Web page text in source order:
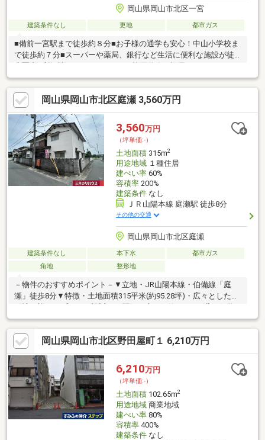
岡山県岡山市北区一宮
建築条件なし 更地 都市ガス
■備前一宮駅まで徒歩約８分■お子様の通学も安心！中山小学校ま
で徒歩約７分■スーパーや薬局、銀行など生活に便利な施設が徒
バック要※道路境界部分側溝、工事予定です。（道路と敷地フラ
ットになります）※上水道負担金 別途必要※境界確定測量済み※
買主にて地目変更が必要です。※都市ガスの引込はありません。
岡山県岡山市北区庭瀬 3,560万円
3,560万円
（坪単価:-）
土地面積315m2
用途地域１種住居
建ぺい率60%
容積率200%
建築条件なし
ＪＲ山陽本線 庭瀬駅 徒歩8分
その他の交通
岡山県岡山市北区庭瀬
建築条件なし 本下水
都市ガス
角地
整形地
－物件のおすすめポイント－▼立地・JR山陽本線・伯備線「庭
瀬」徒歩8分▼特徴・土地面積315平米(約95.28坪)・広々とした整
19.6m・お好みの建築会社等を選択可・古家解体後、更地にて引
渡し・分割での売買も可、詳細はお問い合わせください▼周辺環
境・岡山市立吉備小学校 徒歩6分(約440m)※計画決定段階の都市計
画道路の区域内に存するため、公有地の拡大の推進に関する法律
に基づく届出が必要■ ご希望の住まい探しをお手伝いします
━━━━━・・・物件の詳細・ご相談はお気軽にお問い合わせく
ださい。
岡山県岡山市北区野田屋町１ 6,210万円
6,210万円
（坪単価:-）
土地面積102.65m2
用途地域商業地域
建ぺい率80%
容積率400%
建築条件なし